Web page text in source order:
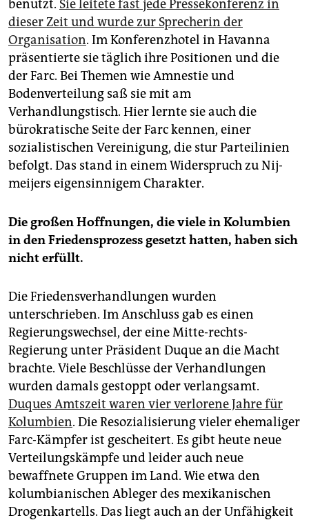
benutzt. Sie leitete fast jede Pressekonferenz in
dieser Zeit und wurde zur Sprecherin der
Organisation. Im Konferenzhotel in Havanna
präsentierte sie täglich ihre Positionen und die
der Farc. Bei Themen wie Amnestie und
Bodenverteilung saß sie mit am
Verhandlungstisch. Hier lernte sie auch die
bürokratische Seite der Farc kennen, einer
sozialistischen Vereinigung, die stur Parteilinien
befolgt. Das stand in einem Widerspruch zu Nij­
meijers eigensinnigem Charakter.
Die großen Hoffnungen, die viele in Kolumbien
in den Friedensprozess gesetzt hatten, haben sich
nicht erfüllt.
Die Friedensverhandlungen wurden
unterschrieben. Im Anschluss gab es einen
Regierungswechsel, der eine Mitte-rechts-
Regierung unter Präsident Duque an die Macht
brachte. Viele Beschlüsse der Verhandlungen
wurden damals gestoppt oder verlangsamt.
Duques Amtszeit waren vier verlorene Jahre für
Kolumbien. Die Resozialisierung vieler ehemaliger
Farc-Kämpfer ist gescheitert. Es gibt heute neue
Verteilungskämpfe und leider auch neue
bewaffnete Gruppen im Land. Wie etwa den
kolumbianischen Ableger des mexikanischen
Drogenkartells. Das liegt auch an der Unfähigkeit